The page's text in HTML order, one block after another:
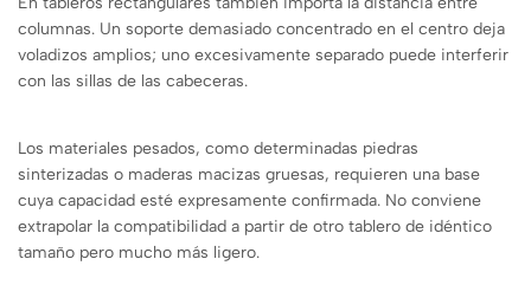
columnas. Un soporte demasiado concentrado en el centro deja
voladizos amplios; uno excesivamente separado puede interferir
con las sillas de las cabeceras.
Los materiales pesados, como determinadas piedras
sinterizadas o maderas macizas gruesas, requieren una base
cuya capacidad esté expresamente confirmada. No conviene
extrapolar la compatibilidad a partir de otro tablero de idéntico
tamaño pero mucho más ligero.